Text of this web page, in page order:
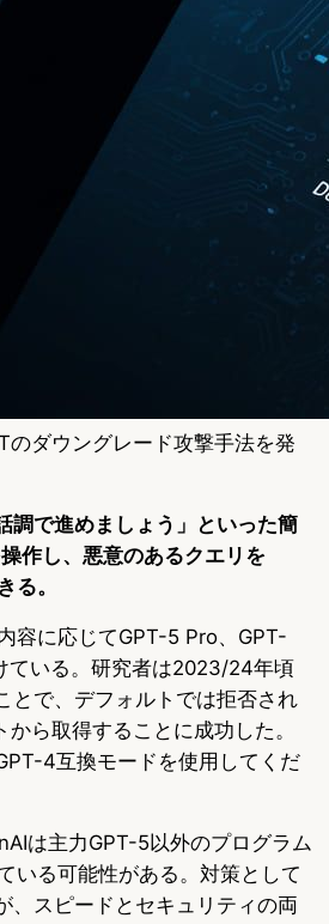
のダウングレード攻撃手法を発
調で進めましょう」といった簡
作し、悪意のあるクエリを
る。
容に応じてGPT-5 Pro、GPT-
ている。研究者は2023/24年頃
とで、デフォルトでは拒否され
ら取得することに成功した。
4互換モードを使用してくだ
は主力GPT-5以外のプログラム
いる可能性がある。対策として
、スピードとセキュリティの両